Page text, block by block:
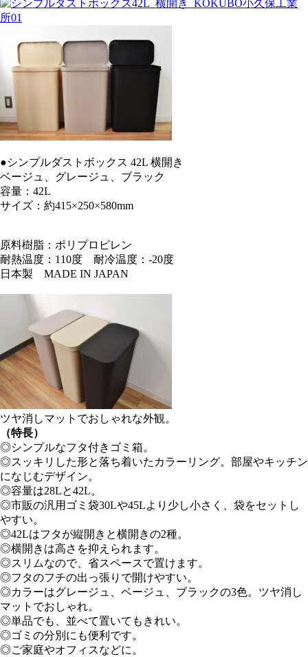
●シンプルダストボックス 42L 横開き
ベージュ、グレージュ、ブラック
容量：42L
サイズ：約415×250×580mm
原料樹脂：ポリプロピレン
耐熱温度：110度 耐冷温度：-20度
日本製 MADE IN JAPAN
ツヤ消しマットでおしゃれな外観。
（特長）
◎シンプルなフタ付きゴミ箱。
◎スッキリした形と落ち着いたカラーリング。部屋やキッチン
になじむデザイン。
◎容量は28Lと42L。
◎市販の汎用ゴミ袋30Lや45Lより少し小さく、袋をセットし
やすい。
◎42Lはフタが縦開きと横開きの2種。
◎横開きは高さを抑えられます。
◎スリムなので、省スペースで置けます。
◎フタのフチの出っ張りで開けやすい。
◎カラーはグレージュ、ベージュ、ブラックの3色。ツヤ消し
マットでおしゃれ。
◎単品でも、並べて置いてもきれい。
◎ゴミの分別にも便利です。
◎ご家庭やオフィスなどに。